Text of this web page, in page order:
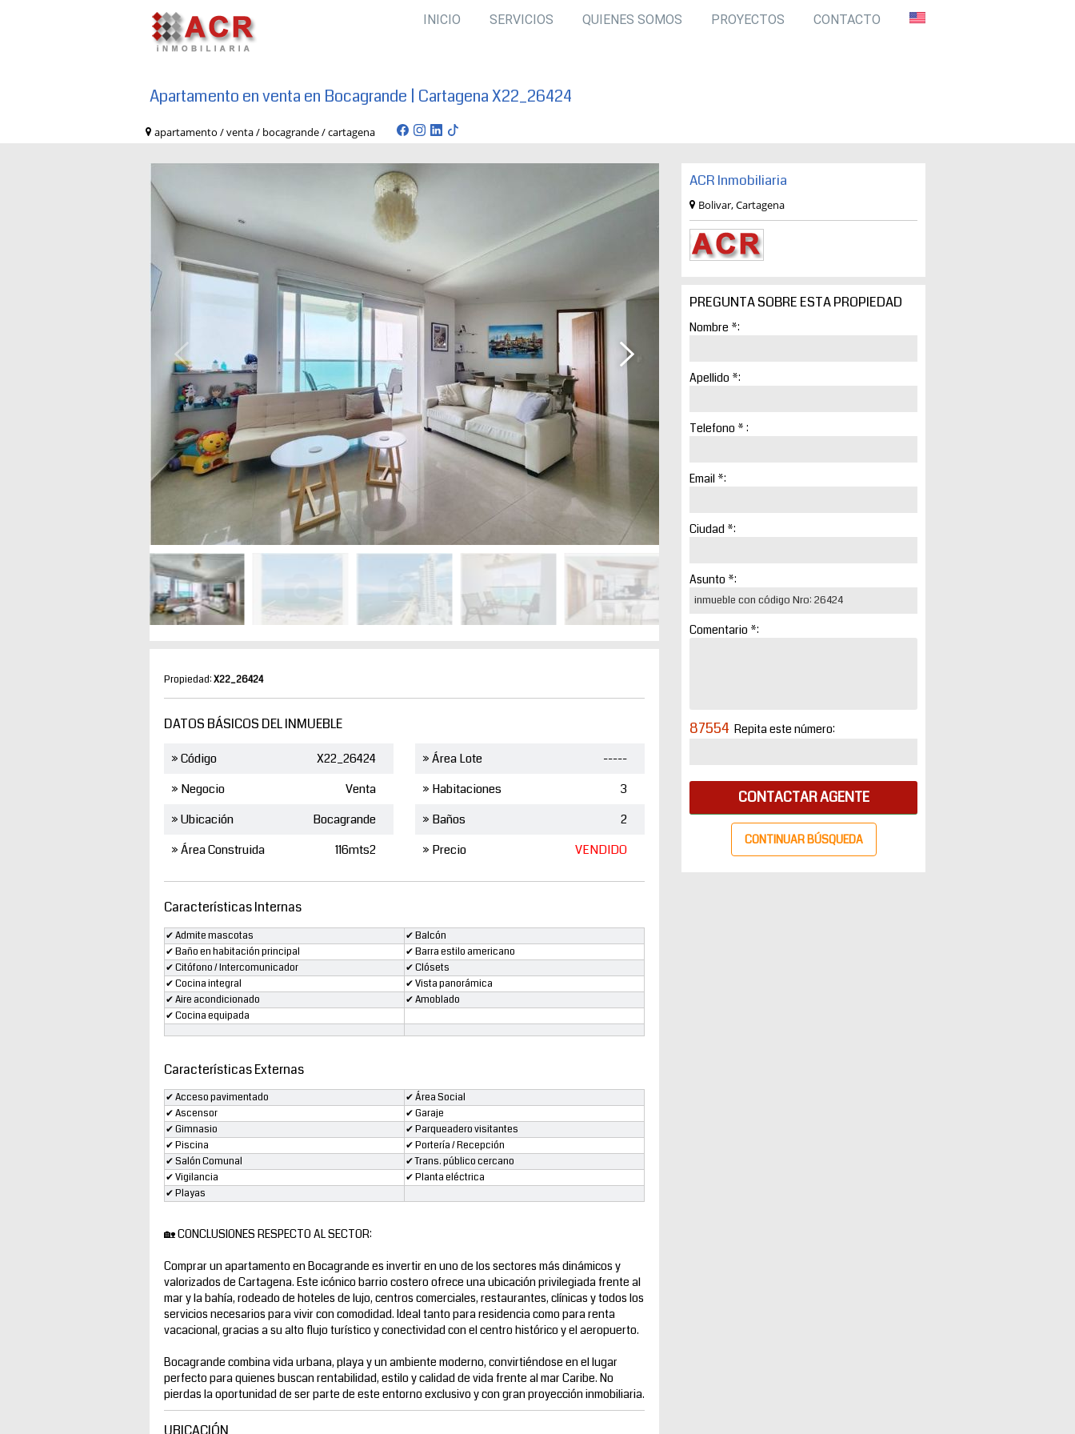
INICIO SERVICIOS QUIENES SOMOS PROYECTOS CONTACTO
Apartamento en venta en Bocagrande | Cartagena X22_26424
apartamento / venta / bocagrande / cartagena
Propiedad:X22_26424
DATOS BÁSICOS DEL INMUEBLE
» Código
X22_26424
» Negocio
Venta
» Ubicación
Bocagrande
» Área Construida
116mts2
» Área Lote
-----
» Habitaciones
3
» Baños
2
» Precio
VENDIDO
Características Internas
✔ Admite mascotas
✔ Balcón
✔ Baño en habitación principal
✔ Barra estilo americano
✔ Citófono / Intercomunicador
✔ Clósets
✔ Cocina integral
✔ Vista panorámica
✔ Aire acondicionado
✔ Amoblado
✔ Cocina equipada
Características Externas
✔ Acceso pavimentado
✔ Área Social
✔ Ascensor
✔ Garaje
✔ Gimnasio
✔ Parqueadero visitantes
✔ Piscina
✔ Portería / Recepción
✔ Salón Comunal
✔ Trans. público cercano
✔ Vigilancia
✔ Planta eléctrica
✔ Playas
🏡 CONCLUSIONES RESPECTO AL SECTOR:
Comprar un apartamento en Bocagrande es invertir en uno de los sectores más dinámicos y
valorizados de Cartagena. Este icónico barrio costero ofrece una ubicación privilegiada frente al
mar y la bahía, rodeado de hoteles de lujo, centros comerciales, restaurantes, clínicas y todos los
servicios necesarios para vivir con comodidad. Ideal tanto para residencia como para renta
vacacional, gracias a su alto flujo turístico y conectividad con el centro histórico y el aeropuerto.
Bocagrande combina vida urbana, playa y un ambiente moderno, convirtiéndose en el lugar
perfecto para quienes buscan rentabilidad, estilo y calidad de vida frente al mar Caribe. No
pierdas la oportunidad de ser parte de este entorno exclusivo y con gran proyección inmobiliaria.
ACR Inmobiliaria
Bolivar, Cartagena
PREGUNTA SOBRE ESTA PROPIEDAD
Nombre *:
Apellido *:
Telefono * :
Email *:
Ciudad *:
Asunto *:
Comentario *:
87554 Repita este número:
CONTACTAR AGENTE
CONTINUAR BÚSQUEDA